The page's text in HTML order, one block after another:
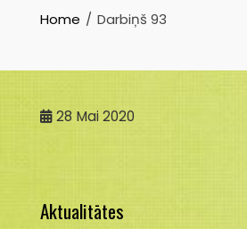
Home Darbiņš 93
28 Mai 2020
Aktualitātes